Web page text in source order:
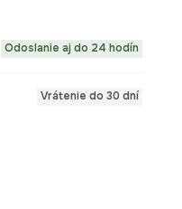
Odoslanie aj do 24 hodín
Vrátenie do 30 dní